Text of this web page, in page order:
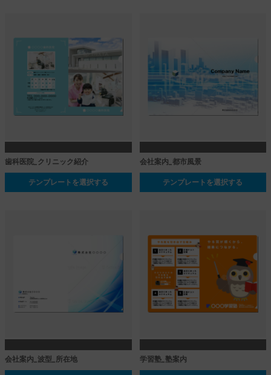
歯科医院_クリニック紹介
テンプレートを選択する
会社案内_都市風景
テンプレートを選択する
会社案内_波型_所在地 学習塾_塾案内